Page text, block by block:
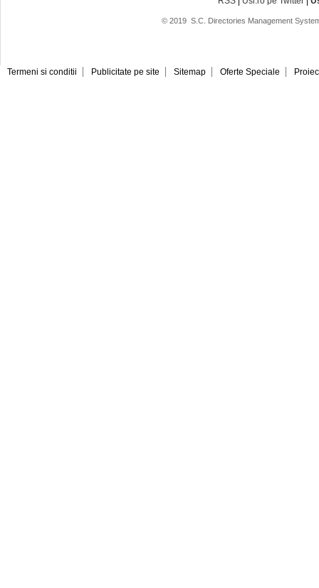
© 2019 S.C. Directories Management
Termeni si conditii Publicitate pe site Sitemap Oferte Speciale